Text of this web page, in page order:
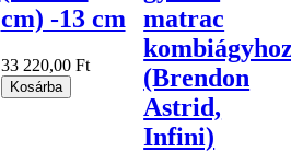
cm) -13 cm
33 220,00 Ft
Kosárba
matrac
(Brendon
Astrid,
Infini)